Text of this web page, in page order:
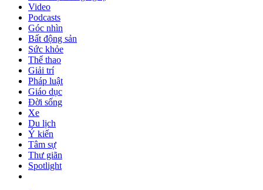
Video
Podcasts
Góc nhìn
Bất động sản
Sức khỏe
Thể thao
Giải trí
Pháp luật
Giáo dục
Đời sống
Xe
Du lịch
Ý kiến
Tâm sự
Thư giãn
Spotlight